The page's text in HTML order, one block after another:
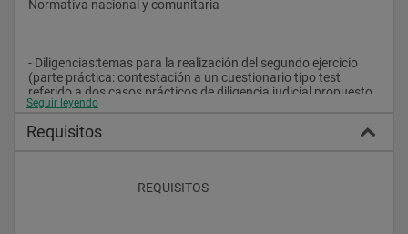
Sólo los opositores que aprueben los ejercicios de la fase de
oposición pasarán a la fase de concurso en que se valorarán
vendrá determinada por la suma de las puntuaciones
Normativa nacional y comunitaria
- Diligencias:temas para la realización del segundo ejercicio
(parte práctica: contestación a un cuestionario tipo test
referido a dos casos prácticos de diligencia judicial propuesto
por el Tribunal).
Seguir leyendo
Requisitos
					REQUISITOS